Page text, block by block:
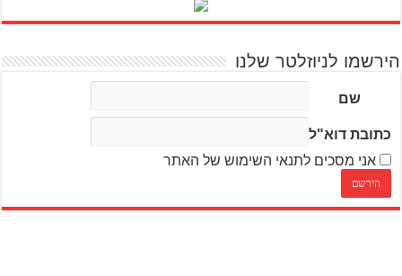
הירשמו לניוזלטר שלנו
שם
כתובת דוא"ל
אני מסכים לתנאי השימוש של האתר